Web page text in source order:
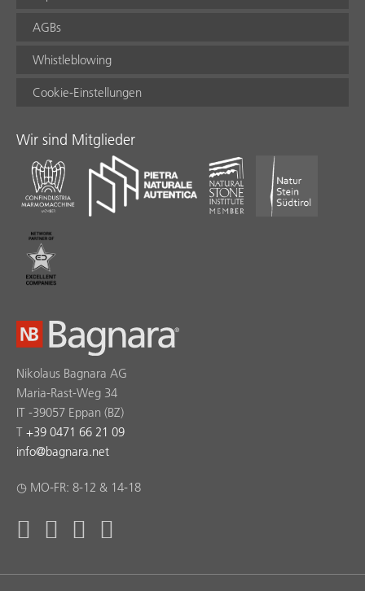
AGBs
Whistleblowing
Cookie-Einstellungen
Wir sind Mitglieder
Nikolaus Bagnara AG
Maria-Rast-Weg 34
IT -39057 Eppan (BZ)
T +39 0471 66 21 09
info@bagnara.net
◷ MO-FR: 8-12 & 14-18